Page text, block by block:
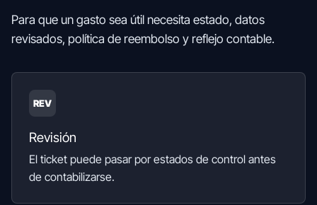
Para que un gasto sea útil necesita estado, datos
revisados, política de reembolso y reflejo contable.
REV
Revisión
El ticket puede pasar por estados de control antes
de contabilizarse.